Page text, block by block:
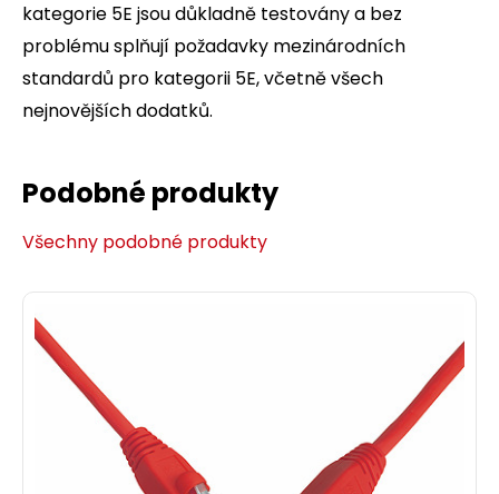
kategorie 5E jsou důkladně testovány a bez
problému splňují požadavky mezinárodních
standardů pro kategorii 5E, včetně všech
nejnovějších dodatků.
Podobné produkty
Všechny podobné produkty